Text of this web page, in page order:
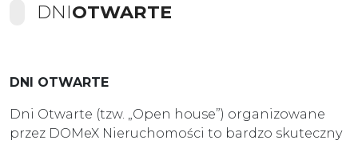
DNIOTWARTE
DNI OTWARTE
Dni Otwarte (tzw. „Open house”) organizowane
przez DOMeX Nieruchomości to bardzo skuteczny